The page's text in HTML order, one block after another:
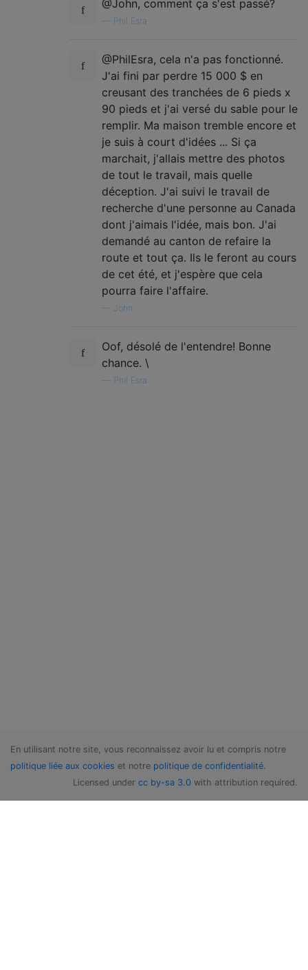
@John, comment ça s'est passé?
Phil Esra
@PhilEsra, cela n'a pas fonctionné.
J'ai fini par perdre 15 000 $ en
creusant des tranchées de 6 pieds x
90 pieds et j'ai versé du sable pour le
remplir. Ma maison tremble encore et
je suis à court d'idées ... Si ça
marchait, j'allais mettre des photos
de tout le travail, mais quelle
déception. J'ai suivi le travail de
recherche d'une personne au Canada
dont j'aimais l'idée, mais bon. J'ai
demandé au canton de refaire la
route et tout ça. Ils le feront au cours
de cet été, et j'espère que cela
pourra faire l'affaire.
John
Oof, désolé de l'entendre! Bonne
chance. \
Phil Esra
En utilisant notre site, vous reconnaissez avoir lu et compris notre
politique liée aux cookies et notre politique de confidentialité.
Licensed under cc by-sa 3.0 with attribution required.